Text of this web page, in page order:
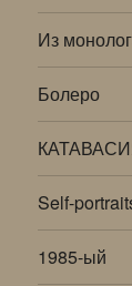
Из
Болеро
Self-
1985-ый